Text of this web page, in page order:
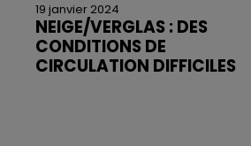
19 janvier 2024
NEIGE/VERGLAS : DES
CONDITIONS DE
CIRCULATION DIFFICILES